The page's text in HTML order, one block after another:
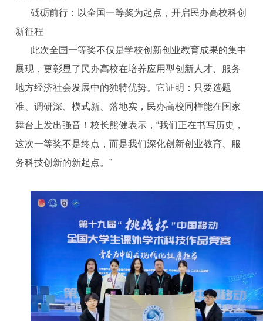
砥砺前行：以全国一等奖为起点，开启民办高校科创
新征程
此次全国一等奖不仅是学校创新创业教育成果的集中
展现，更彰显了民办高校在培养应用型创新人才、服务
地方经济社会发展中的独特优势。它证明：只要选题
准、调研深、模式新、落地实，民办高校同样能在国家
舞台上发出强音！校长熊健表示，“我们正在书写历史，
这次一等奖不是终点，而是我们深化创新创业教育、服
务科技创新的新起点。”